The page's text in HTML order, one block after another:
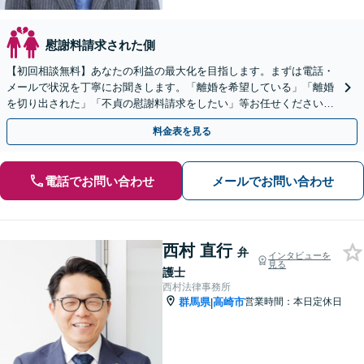
慰謝料請求された側
【初回相談無料】あなたの利益の最大化を目指します。まずは電話・
メールで状況を丁寧にお聞きします。「離婚を希望している」「離婚
を切り出された」「不貞の慰謝料請求をしたい」等お任せください。
【リーズナブルな料金設定】
料金表を見る
電話でお問い合わせ メールでお問い合わせ
西村 直行 弁
護士
インタビューを
見る
西村法律事務所
群馬県|高崎市営業時間：本日定休日